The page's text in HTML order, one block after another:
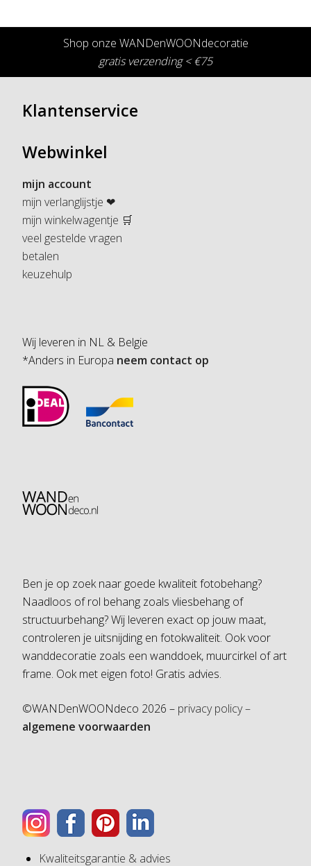
Shop onze WANDenWOONdecoratie
gratis verzending < €75
Klantenservice
Webwinkel
mijn account
mijn verlanglijstje ❤
mijn winkelwagentje 🛒
veel gestelde vragen
betalen
keuzehulp
Wij leveren in NL & Belgie
*Anders in Europa neem contact op
Ben je op zoek naar goede kwaliteit fotobehang?
Naadloos of rol behang zoals vliesbehang of
structuurbehang? Wij leveren exact op jouw maat,
controleren je uitsnijding en fotokwaliteit. Ook voor
wanddecoratie zoals een wanddoek, muurcirkel of art
frame. Ook met eigen foto! Gratis advies.
©WANDenWOONdeco 2026 – privacy policy –
algemene voorwaarden
Kwaliteitsgarantie & advies